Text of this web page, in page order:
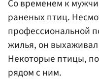
Со временем к
раненых птиц.
профессиональной
жилья, он
Некоторые птицы, по
рядом с ним.